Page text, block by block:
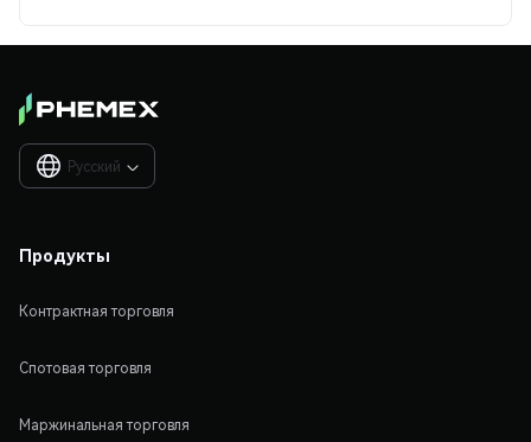
Русский 
Продукты
Контрактная торговля
Спотовая торговля
Маржинальная торговля